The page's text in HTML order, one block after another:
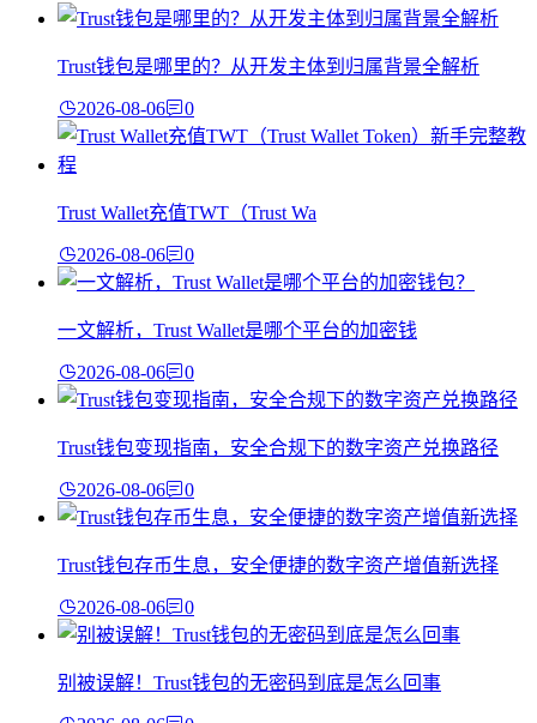
Trust钱包是哪里的？从开发主体到归属背景全解析
2026-08-06 0
Trust Wallet充值TWT（Trust Wa
2026-08-06 0
一文解析，Trust Wallet是哪个平台的加密钱
2026-08-06 0
Trust钱包变现指南，安全合规下的数字资产兑换路径
2026-08-06 0
Trust钱包存币生息，安全便捷的数字资产增值新选择
2026-08-06 0
别被误解！Trust钱包的无密码到底是怎么回事